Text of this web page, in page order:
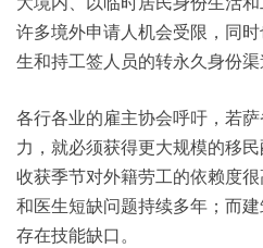
许多境外申请人机会受限，同
生和持工签人员的转永久身份渠
各行各业的雇主协会呼吁，若
力，就必须获得更大规模的移
收获季节对外籍劳工的依赖度
和医生短缺问题持续多年；而
存在技能缺口。